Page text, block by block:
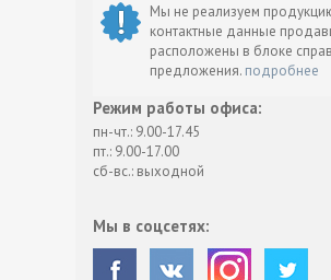
Мы не реализуем
контактные данные
расположены в блоке
предложения. подробнее
Режим работы офиса:
пн-чт.: 9.00-17.45
пт.: 9.00-17.00
сб-вс.: выходной
Мы в соцсетях: